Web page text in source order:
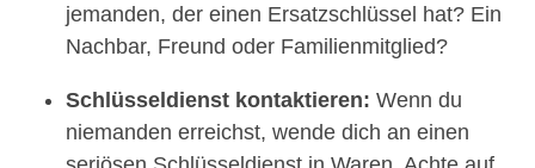
jemanden, der einen Ersatzschlüssel hat? Ein
Nachbar, Freund oder Familienmitglied?
Schlüsseldienst kontaktieren: Wenn du
niemanden erreichst, wende dich an einen